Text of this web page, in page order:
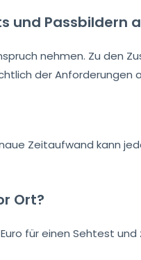
und Passbildern
nehmen. Zu den
der Anforderungen
Zeitaufwand kann
Ort?
für einen Sehtest und